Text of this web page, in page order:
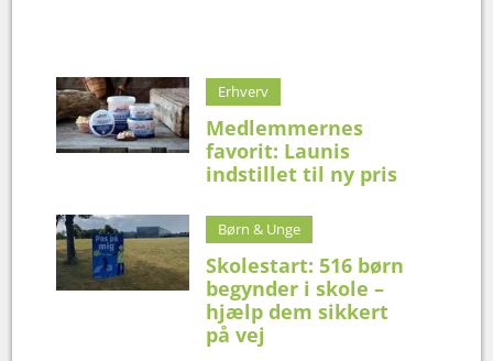
Erhverv
Medlemmernes
favorit: Launis
indstillet til ny pris
Børn & Unge
Skolestart: 516 børn
begynder i skole –
hjælp dem sikkert
på vej